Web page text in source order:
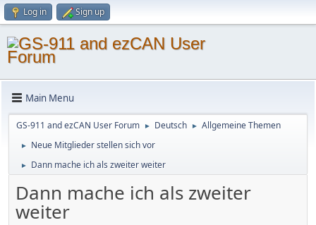
Log in Sign up
Main Menu
GS-911 and ezCAN User Forum ► Deutsch ► Allgemeine Themen
► Neue Mitglieder stellen sich vor
► Dann mache ich als zweiter weiter
Dann mache ich als zweiter
weiter